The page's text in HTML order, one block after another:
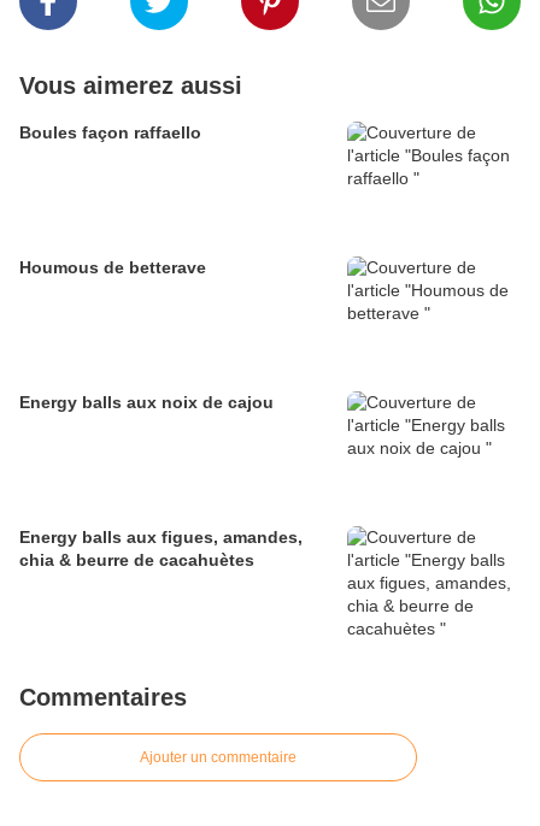
Vous aimerez aussi
Boules façon raffaello
Houmous de betterave
Energy balls aux noix de cajou
Energy balls aux figues, amandes,
chia & beurre de cacahuètes
Commentaires
Ajouter un commentaire